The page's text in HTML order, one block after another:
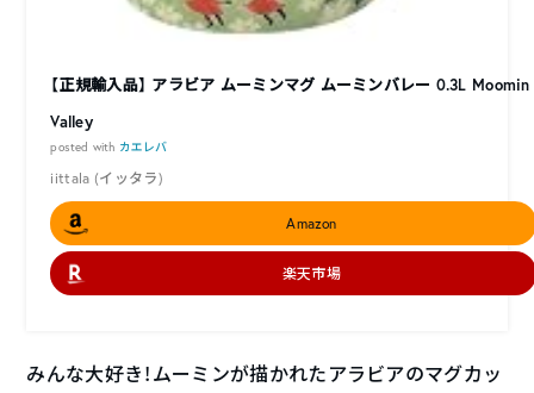
【正規輸入品】 アラビア ムーミンマグ ムーミンバレー 0.3L Moomin
Valley
posted with カエレバ
iittala (イッタラ)
Amazon
楽天市場
みんな大好き！ムーミンが描かれたアラビアのマグカッ